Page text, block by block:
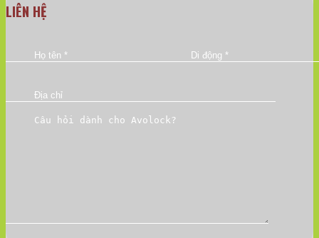
LIÊN HỆ